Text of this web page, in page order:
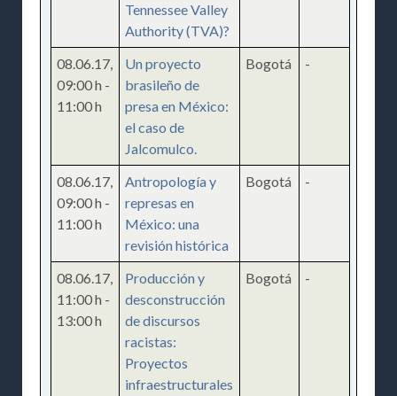
Tennessee Valley
Authority (TVA)?
08.06.17,
09:00 h -
11:00 h
Un proyecto
brasileño de
presa en México:
el caso de
Jalcomulco.
Bogotá -
08.06.17,
09:00 h -
11:00 h
Antropología y
represas en
México: una
revisión histórica
Bogotá -
08.06.17,
11:00 h -
13:00 h
Producción y
desconstrucción
de discursos
racistas:
Proyectos
infraestructurales
Bogotá -